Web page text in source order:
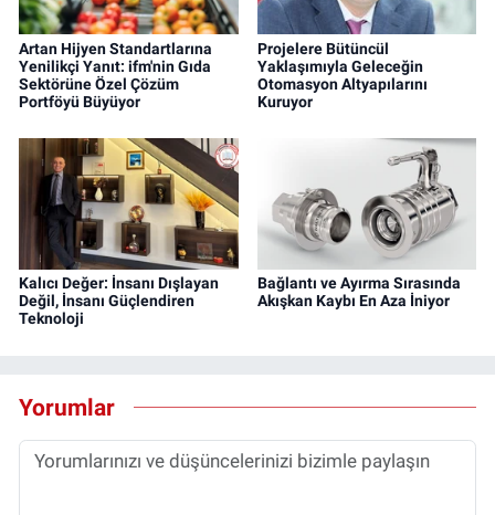
Artan Hijyen Standartlarına
Yenilikçi Yanıt: ifm'nin Gıda
Sektörüne Özel Çözüm
Portföyü Büyüyor
Projelere Bütüncül
Yaklaşımıyla Geleceğin
Otomasyon Altyapılarını
Kuruyor
Kalıcı Değer: İnsanı Dışlayan
Değil, İnsanı Güçlendiren
Teknoloji
Bağlantı ve Ayırma Sırasında
Akışkan Kaybı En Aza İniyor
Yorumlar